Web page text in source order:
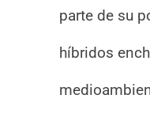
parte de su
híbridos